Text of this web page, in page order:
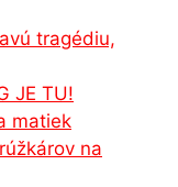
tragédiu,
JE TU!
matiek
na